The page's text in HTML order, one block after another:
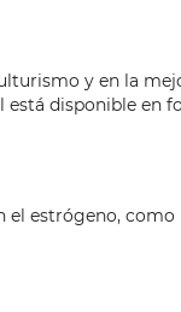
y en la
disponible en
el estrógeno,